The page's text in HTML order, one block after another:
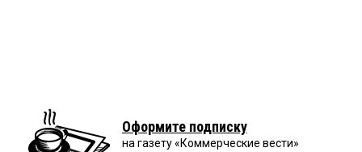
Оформите подписку
на газету «Коммерческие вести»